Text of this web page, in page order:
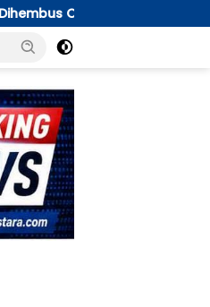
Terganggu Kenyamanannya”